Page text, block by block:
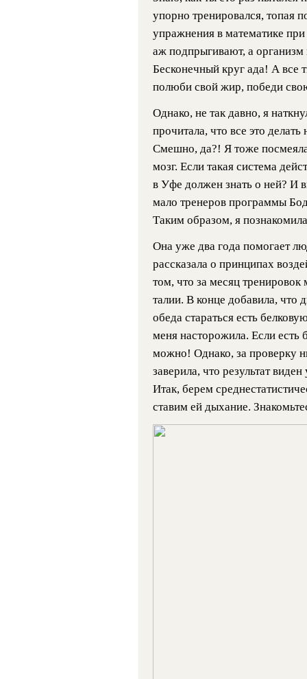
упорно тренировался, топая
упражнения в математике
аж подпрыгивают, а организм
Бесконечный круг ада! А все
полюби свой жир, победи
Однако, не так давно, я
прочитала, что все это
Смешно, да?! Я тоже
мозг. Если такая система
в Уфе должен знать о ней? И
мало тренеров программы
Таким образом, я
Она уже два года помогает
рассказала о принципах
том, что за месяц
талии. В конце добавила, что
обеда стараться есть
меня насторожила. Если есть
можно! Однако, за проверку
заверила, что результат
Итак, берем
ставим ей дыхание.